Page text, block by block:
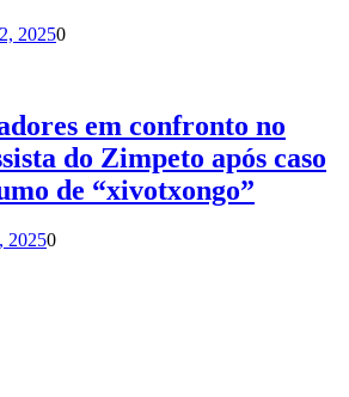
20250
em confronto no
do Zimpeto após caso
de “xivotxongo”
20250